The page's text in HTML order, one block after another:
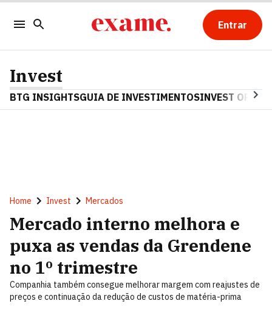
Entrar
Invest
BTG INSIGHTSGUIA DE INVESTIMENTOSINVEST OPINA
Home Invest Mercados
Mercado interno melhora e
puxa as vendas da Grendene
no 1º trimestre
Companhia também consegue melhorar margem com reajustes de
preços e continuação da redução de custos de matéria-prima